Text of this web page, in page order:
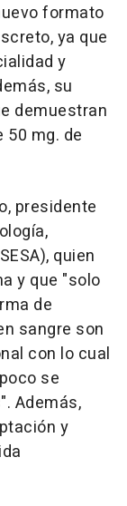
formato
ya que
y
su
demuestran
50 mg. de
presidente
quien
y que "solo
de
sangre son
con lo cual
se
Además,
y